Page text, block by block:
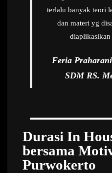
terlalu banyak teori
dan materi yg
diaplikasikan
Feria
SDM RS.
Durasi In
bersama
Purwokerto